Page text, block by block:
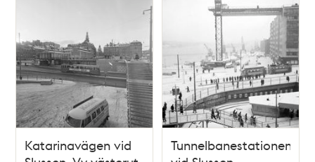
Katarinavägen vid
Tunnelbanestationen